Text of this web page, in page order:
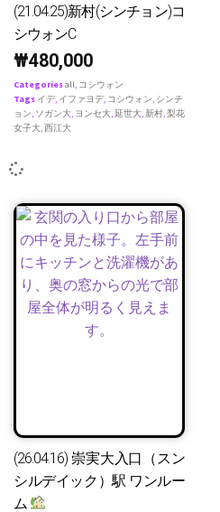
(21.04.25)新村(シンチョン)コ
シウォンC
₩480,000
Categoriesall, コシウォン
Tags イデ, イファヨデ, コシウォン, シンチ
ョン, ソガン大, ヨンセ大,延世大,新村,梨花
女子大,西江大
(26.04.16) 崇実大入口（スン
シルデイック）駅 ワンルー
ム